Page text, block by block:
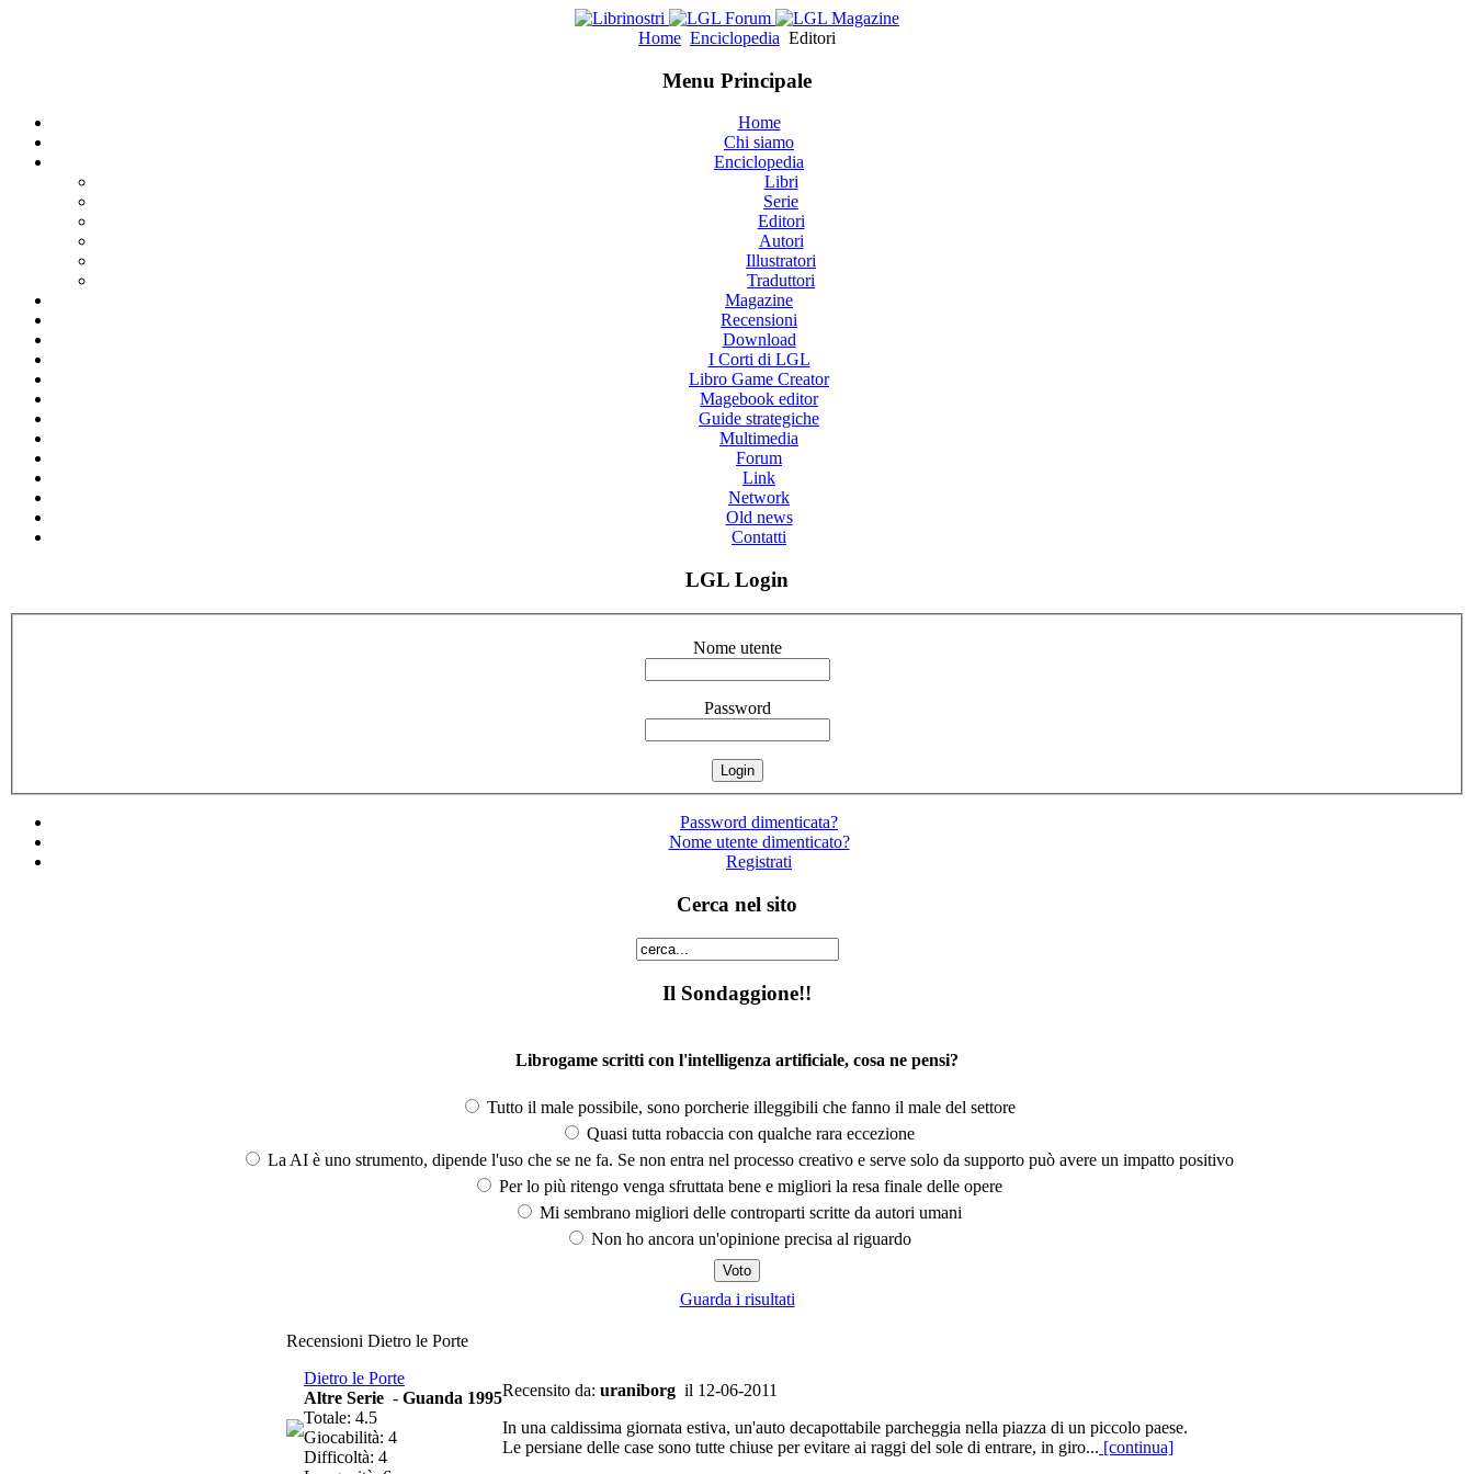
Home Enciclopedia Editori
Menu Principale
Home
Chi siamo
Enciclopedia
Libri
Serie
Editori
Autori
Illustratori
Traduttori
Magazine
Recensioni
Download
I Corti di LGL
Libro Game Creator
Magebook editor
Guide strategiche
Multimedia
Forum
Link
Network
Old news
Contatti
LGL Login
Nome utente
Password
Password dimenticata?
Nome utente dimenticato?
Registrati
Cerca nel sito
Il Sondaggione!!
Librogame scritti con l'intelligenza artificiale, cosa ne pensi?
Tutto il male possibile, sono porcherie illeggibili che fanno il male del settore
Quasi tutta robaccia con qualche rara eccezione
La AI è uno strumento, dipende l'uso che se ne fa. Se non entra nel processo creativo e serve solo da supporto può avere un impatto positivo
Per lo più ritengo venga sfruttata bene e migliori la resa finale delle opere
Mi sembrano migliori delle controparti scritte da autori umani
Non ho ancora un'opinione precisa al riguardo
Guarda i risultati
Recensioni Dietro le Porte
Dietro le Porte
Recensito da: uraniborg il 12-06-2011
In una caldissima giornata estiva, un'auto decapottabile parcheggia nella piazza di un piccolo paese.
Le persiane delle case sono tutte chiuse per evitare ai raggi del sole di entrare, in giro... [continua]
Altre Serie - Guanda 1995
Totale: 4.5
Giocabilità: 4
Difficoltà: 4